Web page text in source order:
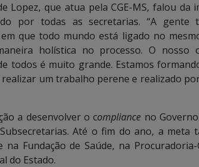
Lopez, que atua pela CGE-MS, falou
por todas as secretarias. “A
que todo mundo está ligado no
holística no processo. O
todos é muito grande. Estamos
um trabalho perene e realizado
a desenvolver o compliance no
Até o fim do ano, a meta
na Fundação de Saúde, na
do Estado.